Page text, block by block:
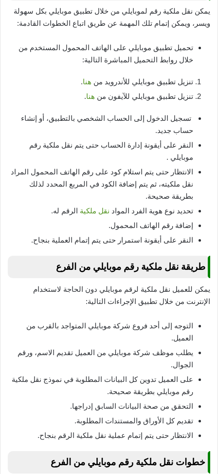
يمكن نقل ملكية رقم لموبايلي من خلال تطبيق موبايلي بكل سهولة
ويسر، ويمكن إتمام تلك المهمة عن طريق اتباع الخطوات القادمة:
تحميل تطبيق موبايلي على الهاتف المحمول المستخدم من
خلال روابط التحميل المباشرة التالية:
تنزيل تطبيق موبايلي للأندرويد من هنا.
تنزيل تطبيق موبايلي للآيفون من هنا.
تسجيل الدخول إلى الحساب الشخصي بالتطبيق، أو إنشاء
حساب جديد.
النقر على أيقونة إدارة الحساب حتى يتم نقل ملكية رقم
موبايلي .
الانتظار حتى يتم استلام كود على رقم الهاتف المحمول المراد
نقل ملكيته، ثم يتم إضافة الكود في المربع المحدد لذلك
بطريقة صحيحة.
تحديد نوع هوية الفرد المواد نقل ملكية الرقم له.
إضافة رقم الهاتف المحمول.
النقر على أيقونة استمرار حتى يتم إتمام العملية بنجاح.
طريقة نقل ملكية رقم موبايلي من الفرع
يمكن للعميل نقل ملكية لرقم موبايلي دون الحاجة لاستخدام
الإنترنت من خلال تطبيق الإجراءات التالية:
التوجه إلى أحد فروع شركة موبايلي المتواجد بالقرب من
العميل.
يطلب موظف شركة موبايلي من العميل تقديم الاسم، ورقم
الجوال.
على العميل تدوين كل البيانات المطلوبة في نموذج نقل ملكية
رقم موبايلي بطريقة صحيحة.
التحقق من صحة البيانات السابق إدراجها.
تقديم كل الأوراق والمستندات المطلوبة.
الانتظار حتى يتم إتمام عملية نقل ملكية الرقم بنجاح.
خطوات نقل ملكية رقم موبايلي من الفرع